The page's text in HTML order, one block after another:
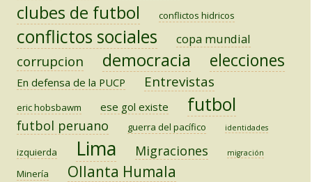
clubes de futbol conflictos hidricos
conflictos sociales copa mundial
corrupcion democracia elecciones
En defensa de la PUCP Entrevistas
eric hobsbawm ese gol existe futbol
futbol peruano guerra del pacífico identidades
izquierda Lima Migraciones migración
Minería Ollanta Humala